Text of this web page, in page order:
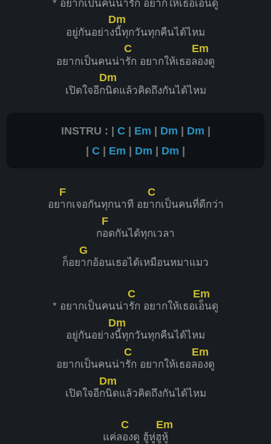
* อยากเป็นคนน่ารัก อยากให้เธอเอ็นดู
อยู่กันอย่าง
Dm
นี้ทุกวันทุกคืนได้ไหม
อยากเป็นคนน่า
C
รัก อยากให้เธอล
Em
องดู
เปิดใจอีก
Dm
นิดแล้วคิดถึงกันได้ไหม
INSTRU : | C | Em | Dm | Dm |
| C | Em | Dm | Dm |
อย
F
ากเจอกันทุกนาที อย
C
ากเป็นคนที่ดีกว่า
ก
F
อดกันได้ทุกเวลา
ก็อย
G
ากอ้อนเธอได้เหมือนหมาแมว
* อยากเป็นคนน่า
C
รัก อยากให้เธอเ
Em
อ็นดู
อยู่กันอย่าง
Dm
นี้ทุกวันทุกคืนได้ไหม
อยากเป็นคนน่า
C
รัก อยากให้เธอล
Em
องดู
เปิดใจอีก
Dm
นิดแล้วคิดถึงกันได้ไหม
แค่ล
C
องดู ฮู้หู่ฮู
Em
หู้